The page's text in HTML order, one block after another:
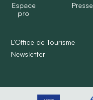
Espace
pro
Presse
L'Office de Tourisme
Newsletter